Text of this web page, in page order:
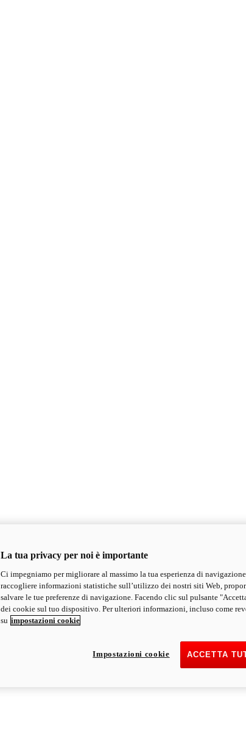
La tua privacy per noi è importante
Ci impegniamo per migliorare al massimo la tua esperienza di
raccogliere informazioni statistiche sull’utilizzo dei nostri siti Web,
salvare le tue preferenze di navigazione. Facendo clic sul pulsante
dei cookie sul tuo dispositivo. Per ulteriori informazioni, incluso come
su impostazioni cookie
ACCETTA
Impostazioni cookie